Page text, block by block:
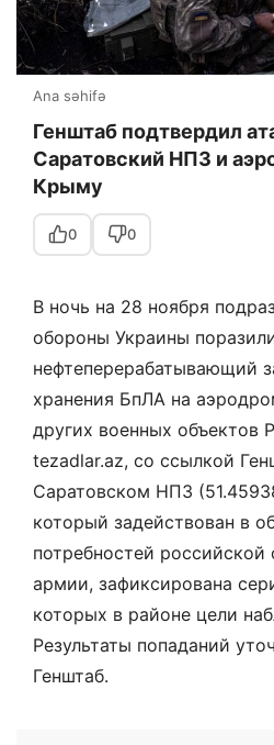
Ana səhifə
Генштаб подтвердил
Саратовский НПЗ и
Крыму
0 0
В ночь на 28 ноября
обороны Украины
нефтеперерабатывающий
хранения БпЛА на
других военных объектов
tezadlar.az, со ссылкой
Саратовском НПЗ
который задействован в
потребностей российской
армии, зафиксирована
которых в районе цели
Результаты попаданий
Генштаб.